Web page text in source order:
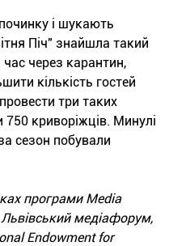
і шукають
Піч" знайшла такий
через карантин,
кількість гостей
три таких
750 криворіжців. Минулі
сезон побували
програми Media
Львівський медіафорум,
Endowment for